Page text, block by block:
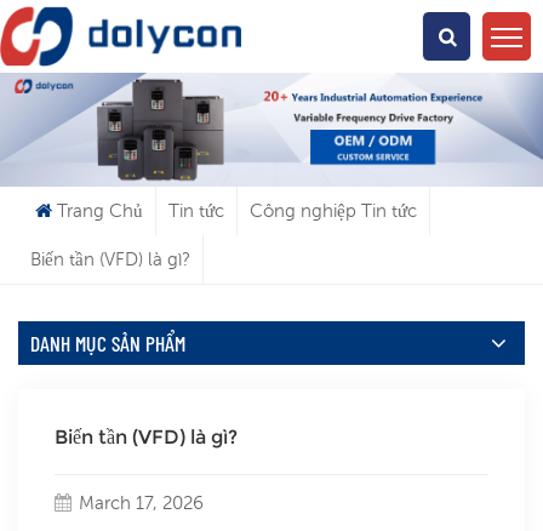
Bạn Đang Tìm Kiếm Cái Gì?
Trang Chủ Tin tức Công nghiệp Tin tức
Biến tần (VFD) là gì?
DANH MỤC SẢN PHẨM
Biến tần (VFD) là gì?
March 17, 2026